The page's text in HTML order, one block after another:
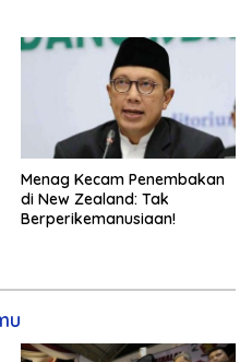
Menag Kecam Penembakan
di New Zealand: Tak
Berperikemanusiaan!